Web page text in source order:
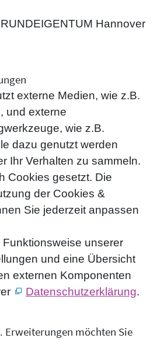
Hannover
externe Medien, wie z.B.
und externe
wie z.B.
dazu genutzt werden
Ihr Verhalten zu sammeln.
Cookies gesetzt. Die
der Cookies &
Sie jederzeit anpassen
unserer
und eine Übersicht
externen Komponenten
Datenschutzerklärung.
Erweiterungen möchten Sie